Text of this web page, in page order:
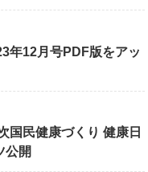
年12月号PDF版をアッ
国民健康づくり 健康日
公開